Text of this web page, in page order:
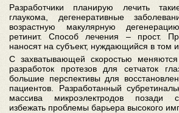
Разработчики планирую лечить
глаукома, дегенеративные
возрастную макулярную
ретинит. Способ лечения – прост.
наносят на субъект, нуждающийся в том
С захватывающей скоростью
разработок протезов для сетчаток
большие перспективы для
пациентов. Разработанный
массива микроэлектродов позади
избежать проблемы барьера высокого